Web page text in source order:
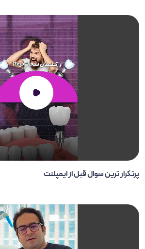
پرتکرار ترین سوال قبل از ایمپلنت